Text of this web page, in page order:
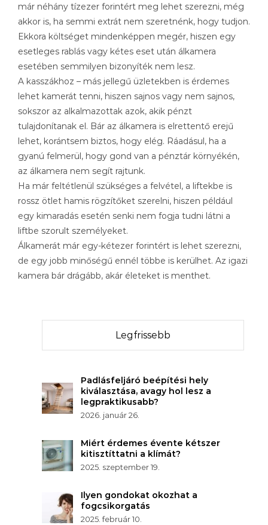
már néhány tízezer forintért meg lehet szerezni, még
akkor is, ha semmi extrát nem szeretnénk, hogy tudjon.
Ekkora költséget mindenképpen megér, hiszen egy
esetleges rablás vagy kétes eset után álkamera
esetében semmilyen bizonyíték nem lesz.
A kasszákhoz – más jellegű üzletekben is érdemes
lehet kamerát tenni, hiszen sajnos vagy nem sajnos,
sokszor az alkalmazottak azok, akik pénzt
tulajdonítanak el. Bár az álkamera is elrettentő erejű
lehet, korántsem biztos, hogy elég. Ráadásul, ha a
gyanú felmerül, hogy gond van a pénztár környékén,
az álkamera nem segít rajtunk.
Ha már feltétlenül szükséges a felvétel, a liftekbe is
rossz ötlet hamis rögzítőket szerelni, hiszen például
egy kimaradás esetén senki nem fogja tudni látni a
liftbe szorult személyeket.
Álkamerát már egy-kétezer forintért is lehet szerezni,
de egy jobb minőségű ennél többe is kerülhet. Az igazi
kamera bár drágább, akár életeket is menthet.
Legfrissebb
Padlásfeljáró beépítési hely
kiválasztása, avagy hol lesz a
legpraktikusabb?
2026. január 26.
Miért érdemes évente kétszer
kitisztíttatni a klímát?
2025. szeptember 19.
Ilyen gondokat okozhat a
fogcsikorgatás
2025. február 10.